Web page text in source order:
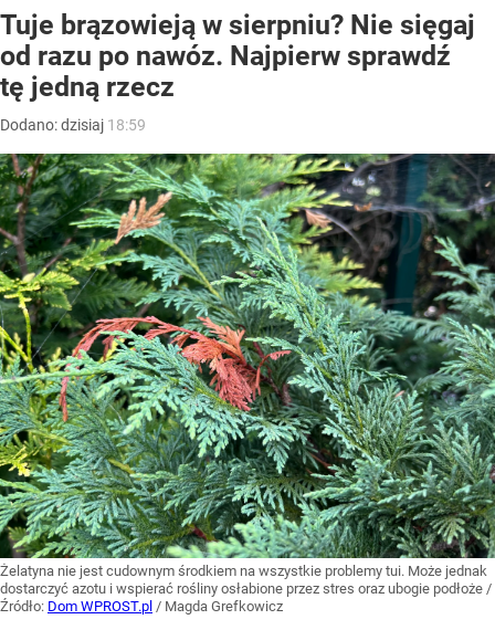
Tuje brązowieją w sierpniu? Nie sięgaj
od razu po nawóz. Najpierw sprawdź
tę jedną rzecz
Dodano:dzisiaj 18:59
Żelatyna nie jest cudownym środkiem na wszystkie problemy tui. Może jednak
dostarczyć azotu i wspierać rośliny osłabione przez stres oraz ubogie podłoże /
Źródło: Dom WPROST.pl / Magda Grefkowicz